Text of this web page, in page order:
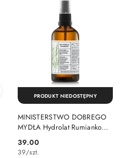
MINISTERSTWO DOBREGO
MYDŁA Hydrolat Rumiankowy
100 ml
Cena:
39.00
39/szt.
PRODUKT NIEDOSTĘPNY